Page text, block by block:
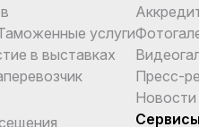
услуги
в выставках
Пресс-
Новости
Сервисы